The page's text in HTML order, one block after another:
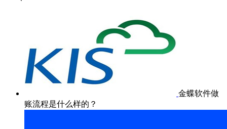
金蝶软件做
账流程是什么样的？